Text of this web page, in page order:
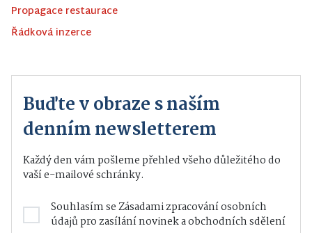
Propagace restaurace
Řádková inzerce
Buďte v obraze s naším
denním newsletterem
Každý den vám pošleme přehled všeho důležitého do
vaší e-mailové schránky.
Souhlasím seZásadami zpracování osobních
údajůpro zasílání novinek a obchodních sdělení